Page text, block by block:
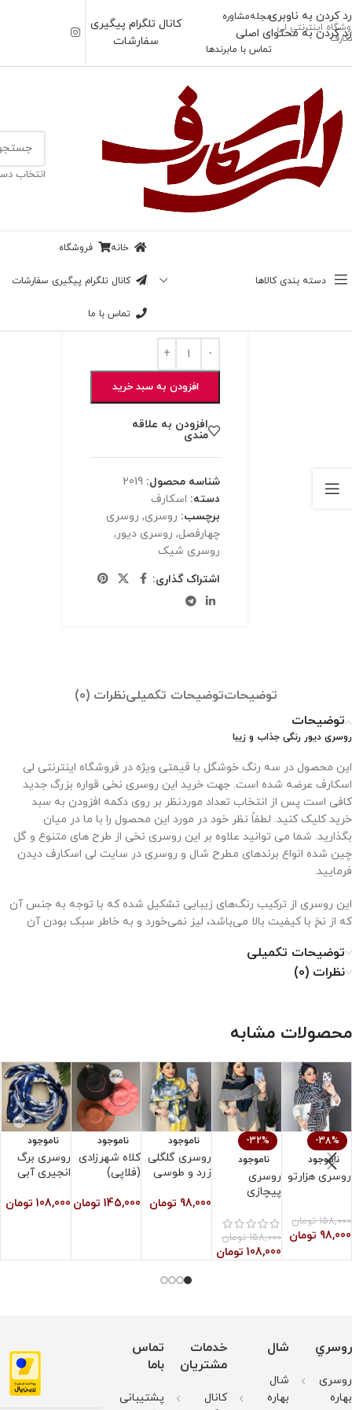
رد کردن به ناوبری
رد کردن به محتوای اصلی
اینترنتی لی
مجلهمشاوره
تماس با مابرندها
کانال تلگرام پیگیری
سفارشات
انتخاب
دسته بندی کالاها
خانه فروشگاه
کانال تلگرام پیگیری سفارشات
تماس با ما
خانه/ اسکارف
بزرگنمایی تصویر روسری دیور رنگی
تومان
افزودن به سبد خرید
افزودن به علاقه
مندی
شناسه محصول: 2019
دسته: اسکارف
برچسب: روسری, روسری
چهارفصل, روسری دیور,
روسری شیک
اشتراک گذاری:
توضیحاتتوضیحات تکمیلینظرات (0)
توضیحات
روسری دیور رنگی جذاب و زیبا
این محصول در سه رنگ خوشگل با قیمتی ویژه در فروشگاه اینترنتی لی
اسکارف عرضه شده است. جهت خرید این روسری نخی قواره بزرگ جدید
کافی است پس از انتخاب تعداد موردنظر بر روی دکمه افزودن به سبد
خرید کلیک کنید. لطفاً نظر خود در مورد این محصول را با ما در میان
بگذارید. شما می توانید علاوه بر این روسری نخی از طرح های متنوع و گل
چین شده انواع برندهای مطرح شال و روسری در سایت لی اسکارف دیدن
فرمایید.
این روسری از ترکیب رنگ‌های زیبایی تشکیل شده که با توجه به جنس آن
که از نخ با کیفیت بالا می‌باشد، لیز نمی‌خورد و به خاطر سبک بودن آن
نحوه نگهداری از روسری نخی
۲. خشکشویی نشود.
۴. از سفید کننده استفاده نشود.
توضیحات تکمیلی
نظرات (0)
محصولات مشابه
-38%
ناموجود
روسری هزارتو
158,000 تومان
98,000 تومان
-32%
ناموجود
روسری
پیچازی
158,000 تومان
108,000 تومان
ناموجود
روسری گلگلی
زرد و طوسی
98,000 تومان
ناموجود
کلاه شهرزادی
(فلاپی)
145,000 تومان
ناموجود
روسری برگ
انجیری آبی
108,000 تومان
روسري
روسری
بهاره
شال
شال
بهاره
خدمات
مشتریان
کانال
تماس
باما
پشتیبانی